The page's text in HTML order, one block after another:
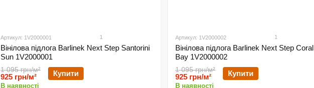
Артикул: 1V2000001 1
Вінілова підлога Barlinek Next Step Santorini
Sun 1V2000001
1 095 грн/м²
925 грн/м² Купити
В наявності
Артикул: 1V2000002 1
Вінілова підлога Barlinek Next Step Coral
Bay 1V2000002
1 095 грн/м²
925 грн/м² Купити
В наявності